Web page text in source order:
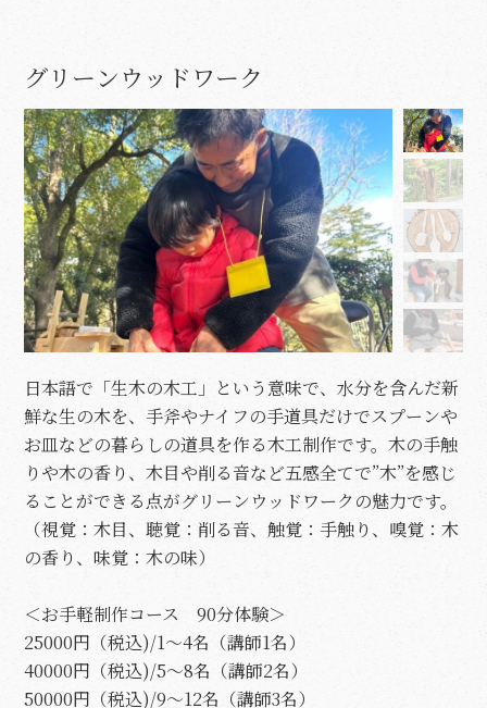
グリーンウッドワーク
日本語で「生木の木工」という意味で、水分を含んだ新
鮮な生の木を、手斧やナイフの手道具だけでスプーンや
お皿などの暮らしの道具を作る木工制作です。木の手触
りや木の香り、木目や削る音など五感全てで”木”を感じ
ることができる点がグリーンウッドワークの魅力です。
（視覚：木目、聴覚：削る音、触覚：手触り、嗅覚：木
の香り、味覚：木の味）
＜お手軽制作コース 90分体験＞
25000円（税込)/1〜4名（講師1名）
40000円（税込)/5〜8名（講師2名）
50000円（税込)/9〜12名（講師3名）